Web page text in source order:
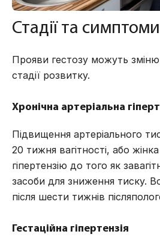
Стадії та
Прояви гестозу можуть
стадії розвитку.
Хронічна артеріальна
Підвищення артеріального
20 тижня вагітності, або
гіпертензію до того як
засоби для зниження тиску.
після шести тижнів
Гестаційна гіпертензія